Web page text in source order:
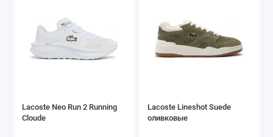
Lacoste Neo Run 2 Running
Cloude
Lacoste Lineshot Suede
оливковые